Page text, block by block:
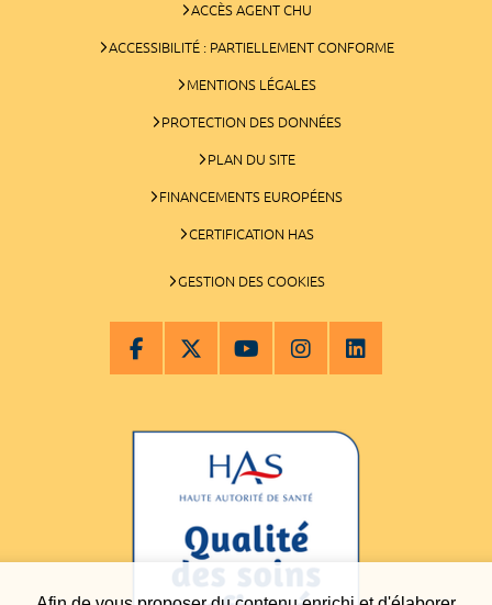
ACCÈS AGENT CHU
ACCESSIBILITÉ : PARTIELLEMENT CONFORME
MENTIONS LÉGALES
PROTECTION DES DONNÉES
PLAN DU SITE
FINANCEMENTS EUROPÉENS
CERTIFICATION HAS
GESTION DES COOKIES